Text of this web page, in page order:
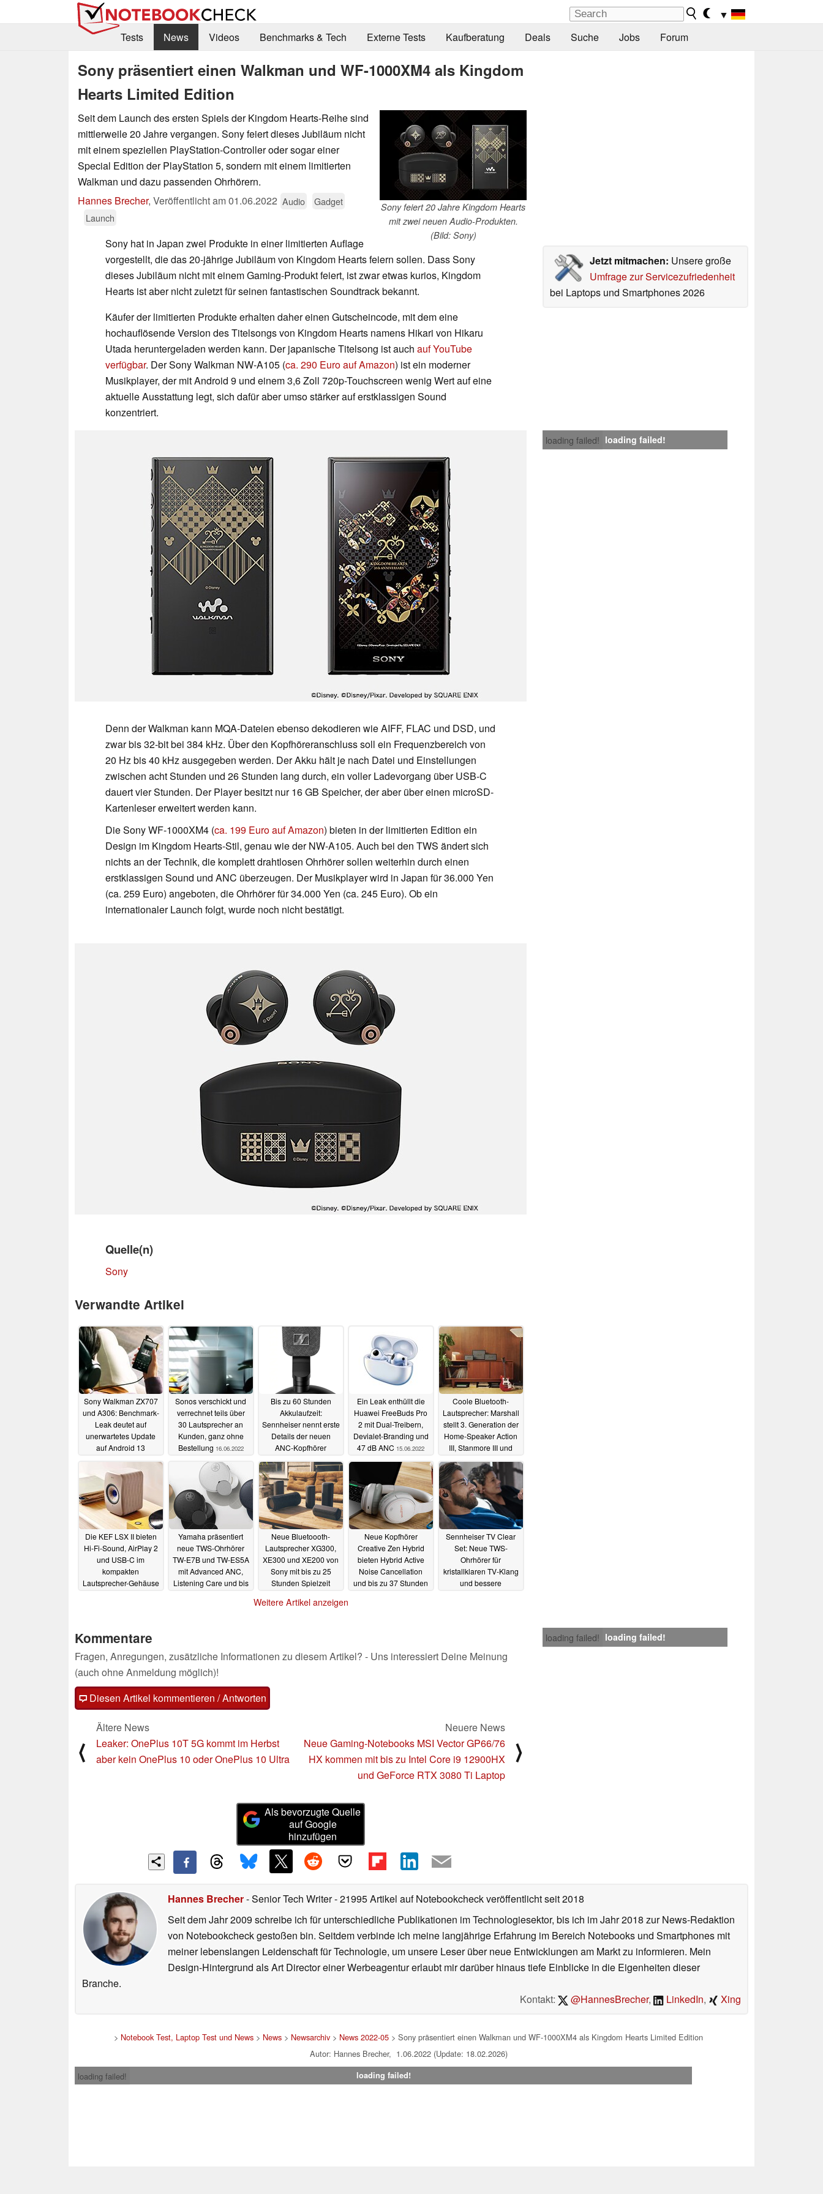
▼
Tests
News Videos Benchmarks & Tech Externe Tests Kaufberatung Deals Suche Jobs Forum
Sony präsentiert einen Walkman und WF-1000XM4 als Kingdom
Hearts Limited Edition
Sony feiert 20 Jahre Kingdom Hearts
mit zwei neuen Audio-Produkten.
(Bild: Sony)
Seit dem Launch des ersten Spiels der Kingdom Hearts-Reihe sind
mittlerweile 20 Jahre vergangen. Sony feiert dieses Jubiläum nicht
mit einem speziellen PlayStation-Controller oder sogar einer
Special Edition der PlayStation 5, sondern mit einem limitierten
Walkman und dazu passenden Ohrhörern.
Hannes Brecher, Veröffentlicht am01.06.2022 Audio
Gadget
Launch
Jetzt mitmachen: Unsere große
Umfrage zur Servicezufriedenheit
bei Laptops und Smartphones 2026
Sony hat in Japan zwei Produkte in einer limitierten Auflage
vorgestellt, die das 20-jährige Jubiläum von Kingdom Hearts feiern sollen. Dass Sony
dieses Jubiläum nicht mit einem Gaming-Produkt feiert, ist zwar etwas kurios, Kingdom
Hearts ist aber nicht zuletzt für seinen fantastischen Soundtrack bekannt.
Käufer der limitierten Produkte erhalten daher einen Gutscheincode, mit dem eine
hochauflösende Version des Titelsongs von Kingdom Hearts namens Hikari von Hikaru
Utada heruntergeladen werden kann. Der japanische Titelsong ist auch auf YouTube
verfügbar. Der Sony Walkman NW-A105 (ca. 290 Euro auf Amazon) ist ein moderner
Musikplayer, der mit Android 9 und einem 3,6 Zoll 720p-Touchscreen wenig Wert auf eine
aktuelle Ausstattung legt, sich dafür aber umso stärker auf erstklassigen Sound
konzentriert.
loading failed! loading failed!
Denn der Walkman kann MQA-Dateien ebenso dekodieren wie AIFF, FLAC und DSD, und
zwar bis 32-bit bei 384 kHz. Über den Kopfhöreranschluss soll ein Frequenzbereich von
20 Hz bis 40 kHz ausgegeben werden. Der Akku hält je nach Datei und Einstellungen
zwischen acht Stunden und 26 Stunden lang durch, ein voller Ladevorgang über USB-C
dauert vier Stunden. Der Player besitzt nur 16 GB Speicher, der aber über einen microSD-
Kartenleser erweitert werden kann.
Die Sony WF-1000XM4 (ca. 199 Euro auf Amazon) bieten in der limitierten Edition ein
Design im Kingdom Hearts-Stil, genau wie der NW-A105. Auch bei den TWS ändert sich
nichts an der Technik, die komplett drahtlosen Ohrhörer sollen weiterhin durch einen
erstklassigen Sound und ANC überzeugen. Der Musikplayer wird in Japan für 36.000 Yen
(ca. 259 Euro) angeboten, die Ohrhörer für 34.000 Yen (ca. 245 Euro). Ob ein
internationaler Launch folgt, wurde noch nicht bestätigt.
Quelle(n)
Sony
Verwandte Artikel
Sony Walkman ZX707
und A306: Benchmark-
Leak deutet auf
unerwartetes Update
auf Android 13
18.09.2023
Sonos verschickt und
verrechnet teils über
30 Lautsprecher an
Kunden, ganz ohne
Bestellung 16.06.2022
Bis zu 60 Stunden
Akkulaufzeit:
Sennheiser nennt erste
Details der neuen
ANC-Kopfhörer
15.06.2022
Ein Leak enthüllt die
Huawei FreeBuds Pro
2 mit Dual-Treibern,
Devialet-Branding und
47 dB ANC 15.06.2022
Coole Bluetooth-
Lautsprecher: Marshall
stellt 3. Generation der
Home-Speaker Action
III, Stanmore III und
10.06.2022
Die KEF LSX II bieten
Hi-Fi-Sound, AirPlay 2
und USB-C im
kompakten
Lautsprecher-Gehäuse
Yamaha präsentiert
neue TWS-Ohrhörer
TW-E7B und TW-ES5A
mit Advanced ANC,
Listening Care und bis
Neue Bluetoooth-
Lautsprecher XG300,
XE300 und XE200 von
Sony mit bis zu 25
Stunden Spielzeit
Neue Kopfhörer
Creative Zen Hybrid
bieten Hybrid Active
Noise Cancellation
und bis zu 37 Stunden
Sennheiser TV Clear
Set: Neue TWS-
Ohrhörer für
kristallklaren TV-Klang
und bessere
Weitere Artikel anzeigen
loading failed! loading failed!
Kommentare
Fragen, Anregungen, zusätzliche Informationen zu diesem Artikel? - Uns interessiert Deine Meinung
(auch ohne Anmeldung möglich)!
Diesen Artikel kommentieren / Antworten
⟨
Ältere News
Leaker: OnePlus 10T 5G kommt im Herbst
aber kein OnePlus 10 oder OnePlus 10 Ultra
Neuere News
Neue Gaming-Notebooks MSI Vector GP66/76
HX kommen mit bis zu Intel Core i9 12900HX
und GeForce RTX 3080 Ti Laptop
⟩
Als bevorzugte Quelle
auf Google
hinzufügen
Hannes Brecher- Senior Tech Writer- 21995 Artikel auf Notebookcheck veröffentlichtseit 2018
Seit dem Jahr 2009 schreibe ich für unterschiedliche Publikationen im Technologiesektor, bis ich im Jahr 2018 zur News-Redaktion
von Notebookcheck gestoßen bin. Seitdem verbinde ich meine langjährige Erfahrung im Bereich Notebooks und Smartphones mit
meiner lebenslangen Leidenschaft für Technologie, um unsere Leser über neue Entwicklungen am Markt zu informieren. Mein
Design-Hintergrund als Art Director einer Werbeagentur erlaubt mir darüber hinaus tiefe Einblicke in die Eigenheiten dieser
Branche.
Kontakt:
@HannesBrecher, LinkedIn, Xing
> Notebook Test, Laptop Test und News > News > Newsarchiv > News 2022-05 > Sony präsentiert einen Walkman und WF-1000XM4 als Kingdom Hearts Limited Edition
Autor: Hannes Brecher, 1.06.2022 (Update: 18.02.2026)
loading failed!
loading failed!